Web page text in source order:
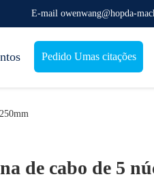
E-mail owenwang@hopda-
Pedido Umas citações
de cabo de 5